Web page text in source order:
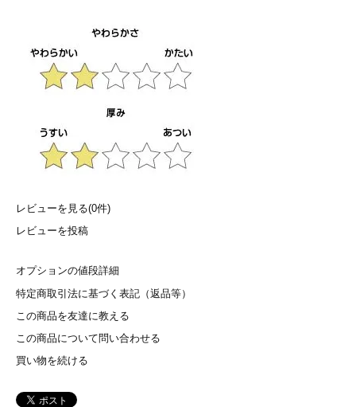
レビューを見る(0件)
レビューを投稿
オプションの値段詳細
特定商取引法に基づく表記（返品等）
この商品を友達に教える
この商品について問い合わせる
買い物を続ける